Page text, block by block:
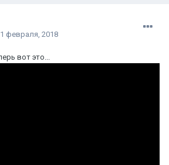
1 февраля, 2018
вот это...